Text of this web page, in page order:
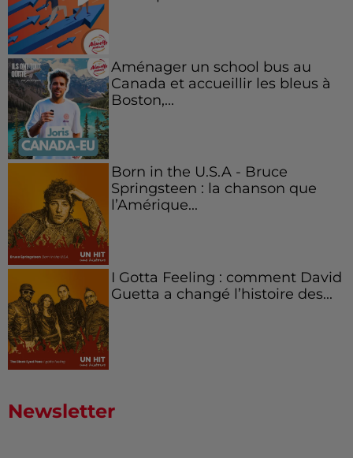
Aménager un school bus au
Canada et accueillir les bleus à
Boston,...
Born in the U.S.A - Bruce
Springsteen : la chanson que
l’Amérique...
I Gotta Feeling : comment David
Guetta a changé l’histoire des...
Newsletter